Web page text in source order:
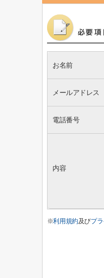
お名前
メールアドレス
電話番号
内容
※利用規約及びプ